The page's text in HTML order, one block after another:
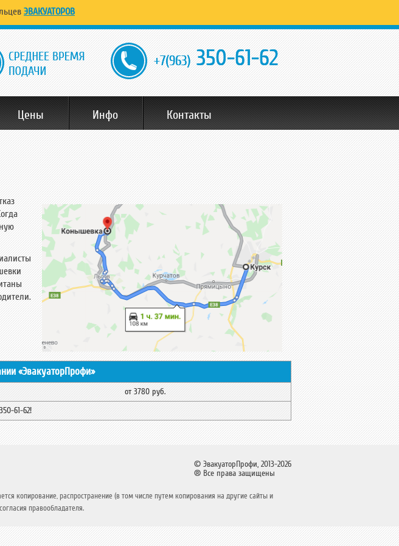
ЭВАКУАТОРОВ
+7(963) 350-61-62
Цены Инфо Контакты
«ЭвакуаторПрофи»
от 3780 руб.
61-62!
© ЭвакуаторПрофи, 2013-2026
® Все права защищены
копирование, распространение (в том числе путем копирования на другие сайты и
правообладателя.